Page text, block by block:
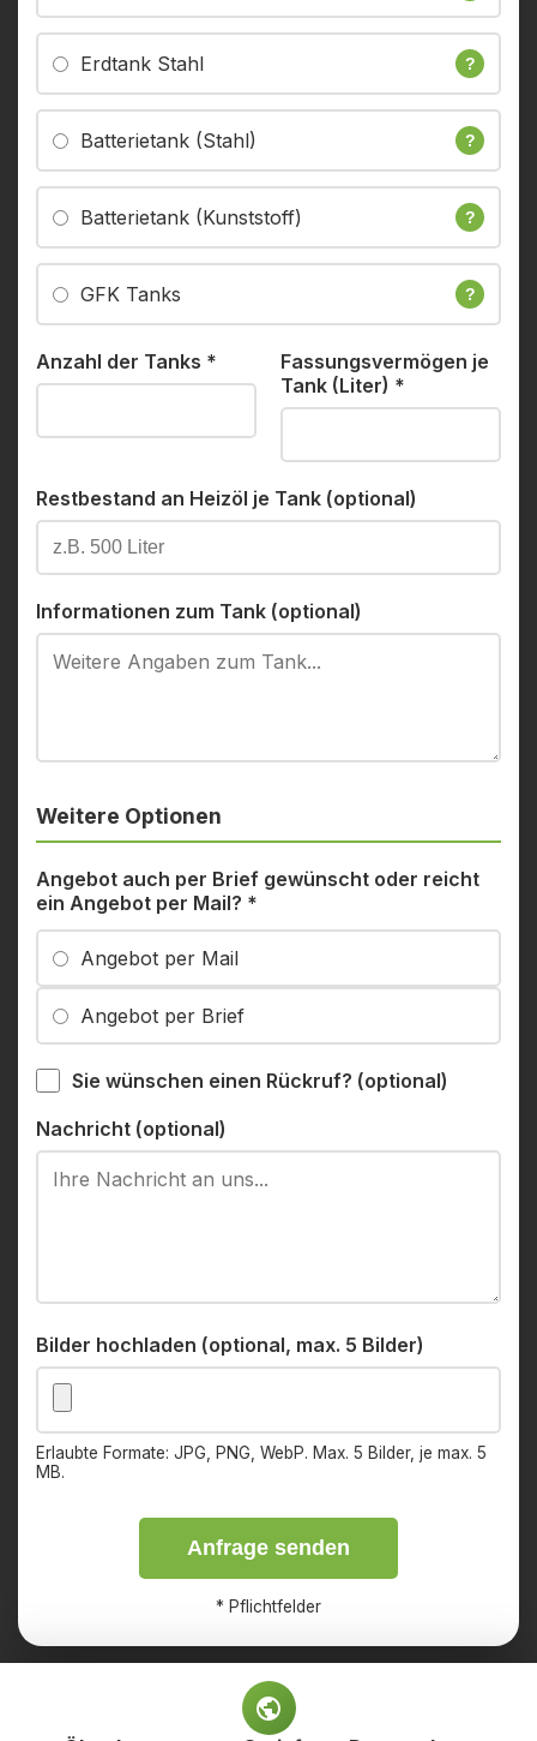
Erdtank Stahl ?
Batterietank (Stahl) ?
Batterietank (Kunststoff) ?
GFK Tanks ?
Anzahl der Tanks *
Fassungsvermögen je
Tank (Liter) *
Restbestand an Heizöl je Tank (optional)
Informationen zum Tank (optional)
Weitere Optionen
Angebot auch per Brief gewünscht oder reicht
ein Angebot per Mail? *
Angebot per Mail
Angebot per Brief
Sie wünschen einen Rückruf? (optional)
Nachricht (optional)
Bilder hochladen (optional, max. 5 Bilder)
Erlaubte Formate: JPG, PNG, WebP. Max. 5 Bilder, je max. 5
MB.
Anfrage senden
* Pflichtfelder